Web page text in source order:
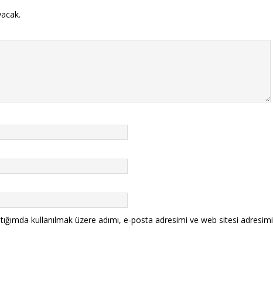
kullanılmak üzere adımı, e-posta adresimi ve web sitesi adresimi